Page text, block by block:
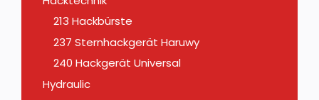
213 Hackbürste
237 Sternhackgerät Haruwy
240 Hackgerät Universal
Hydraulic